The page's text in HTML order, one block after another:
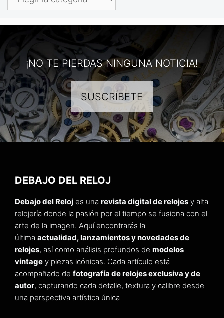
¡NO TE PIERDAS NINGUNA NOTICIA!
SUSCRÍBETE
DEBAJO DEL RELOJ
Debajo del Reloj es una revista digital de relojes y alta
relojería donde la pasión por el tiempo se fusiona con el
arte de la imagen. Aquí encontrarás la
última actualidad, lanzamientos y novedades de
relojes, así como análisis profundos de modelos
vintage y piezas icónicas. Cada artículo está
acompañado de fotografía de relojes exclusiva y de
autor, capturando cada detalle, textura y calibre desde
una perspectiva artística única